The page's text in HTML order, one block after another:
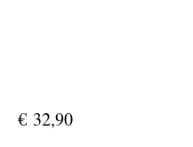
€ 32,90